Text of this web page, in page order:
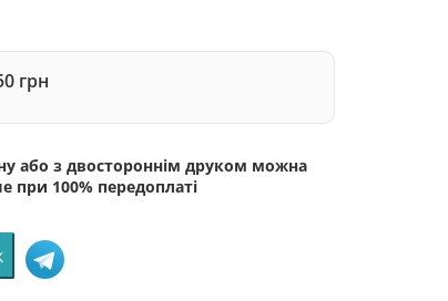
грн
або з двостороннім друком можна
при 100% передоплаті